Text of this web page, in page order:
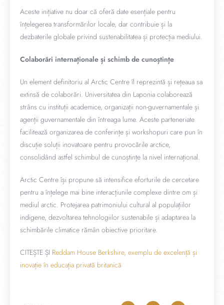
Aceste inițiative nu doar că oferă date esențiale pentru
înțelegerea transformărilor locale, dar contribuie și la
dezbaterile globale privind sustenabilitatea și protecția mediului.
Colaborări internaționale și schimb de cunoștințe
Un element definitoriu al Arctic Centre îl reprezintă și rețeaua sa
extinsă de colaborări. Universitatea din Laponia colaborează
strâns cu instituții academice, organizații non-guvernamentale și
agenții guvernamentale din întreaga lume. Aceste parteneriate
facilitează organizarea de conferințe și workshopuri care pun în
discuție soluții inovatoare pentru provocările arctice,
consolidând astfel schimbul de cunoștințe la nivel internațional.
Arctic Centre își propune să intensifice eforturile de cercetare
pentru a înțelege mai bine interacțiunile complexe dintre om și
mediul arctic. Protejarea patrimoniului cultural al populațiilor
indigene, dezvoltarea tehnologiilor sustenabile și adaptarea la
schimbările climatice rămân obiective prioritare.
CITEȘTE ȘI Reddam House Berkshire, exemplu de excelență și
inovație în educația privată britanică